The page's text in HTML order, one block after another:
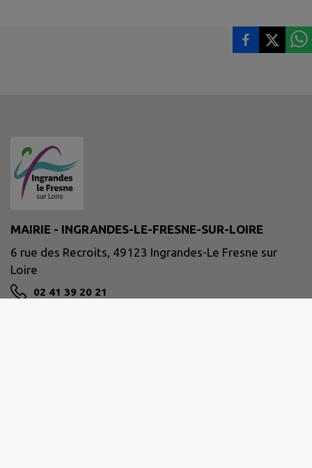
MAIRIE - INGRANDES-LE-FRESNE-SUR-LOIRE
6 rue des Recroits, 49123 Ingrandes-Le Fresne sur
Loire
02 41 39 20 21